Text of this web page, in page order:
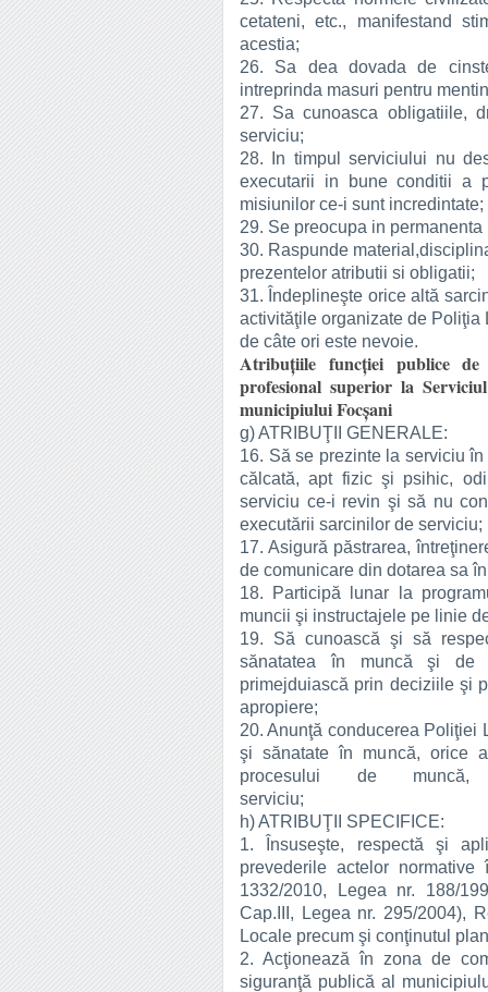
cetateni, etc., manifestand
acestia;
26. Sa dea dovada de
intreprinda masuri pentru
27. Sa cunoasca obligatiile,
serviciu;
28. In timpul serviciului nu
executarii in bune conditii a
misiunilor ce-i sunt incredintate;
29. Se preocupa in
30. Raspunde
prezentelor atributii si obligatii;
31. Îndeplineşte orice altă
activităţile organizate de Poliţia
de câte ori este nevoie.
Atribuţiile funcției publice
profesional superior la
municipiului Focșani
g) ATRIBUŢII GENERALE:
16. Să se prezinte la serviciu
călcată, apt fizic şi psihic,
serviciu ce-i revin şi să nu
executării sarcinilor de serviciu;
17. Asigură păstrarea,
de comunicare din dotarea sa
18. Participă lunar la
muncii şi instructajele pe linie
19. Să cunoască şi să
sănatatea în muncă şi de
primejduiască prin deciziile şi
apropiere;
20. Anunţă conducerea Poliţiei
şi sănatate în muncă, orice
procesului de
h) ATRIBUŢII SPECIFICE:
1. Însuseşte, respectă şi
prevederile actelor
1332/2010, Legea nr. 188/
Cap.III, Legea nr. 295/2004),
Locale precum şi conţinutul
2. Acţionează în zona de
siguranţă publică al